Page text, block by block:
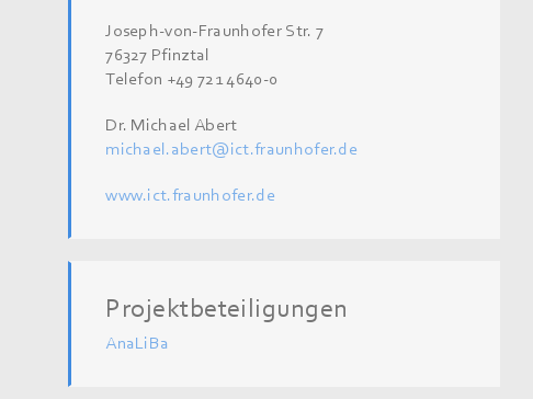
Joseph-von-Fraunhofer Str. 7
76327 Pfinztal
Telefon +49 721 4640-0
Dr. Michael Abert
michael.abert@ict.fraunhofer.de
www.ict.fraunhofer.de
Projektbeteiligungen
AnaLiBa